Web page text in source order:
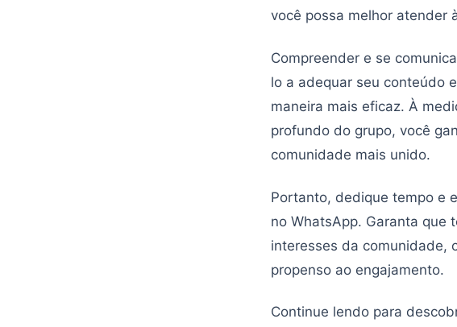
você possa melhor atender
Compreender e se
lo a adequar seu conteúdo
maneira mais eficaz. À
profundo do grupo, você
comunidade mais unido.
Portanto, dedique tempo e
no WhatsApp. Garanta que
interesses da comunidade,
propenso ao engajamento.
Continue lendo para